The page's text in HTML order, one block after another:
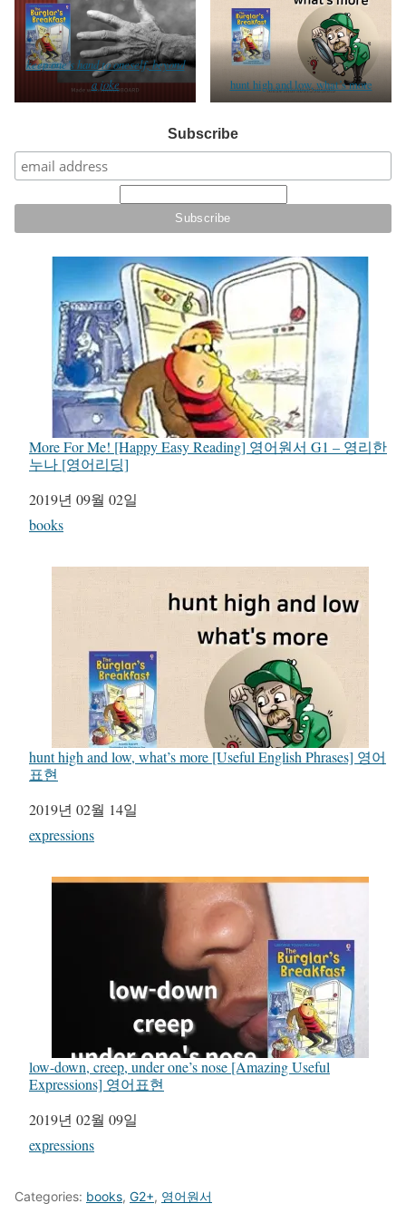
keep one’s hand to oneself, beyond
a joke
hunt high and low, what’s more
Subscribe
More For Me! [Happy Easy Reading] 영어원서 G1 – 영리한
누나 [영어리딩]
일자
2019년 09월 02일
관련 항목
books
hunt high and low, what’s more [Useful English Phrases] 영어
표현
일자
2019년 02월 14일
관련 항목
expressions
low-down, creep, under one’s nose [Amazing Useful
Expressions] 영어표현
일자
2019년 02월 09일
관련 항목
expressions
Categories: books, G2+, 영어원서